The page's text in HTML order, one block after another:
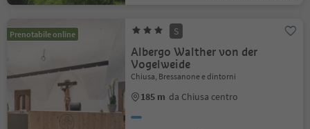
Prenotabile online S
Albergo Walther von der
Vogelweide
Chiusa, Bressanone e dintorni
185 m da Chiusa centro